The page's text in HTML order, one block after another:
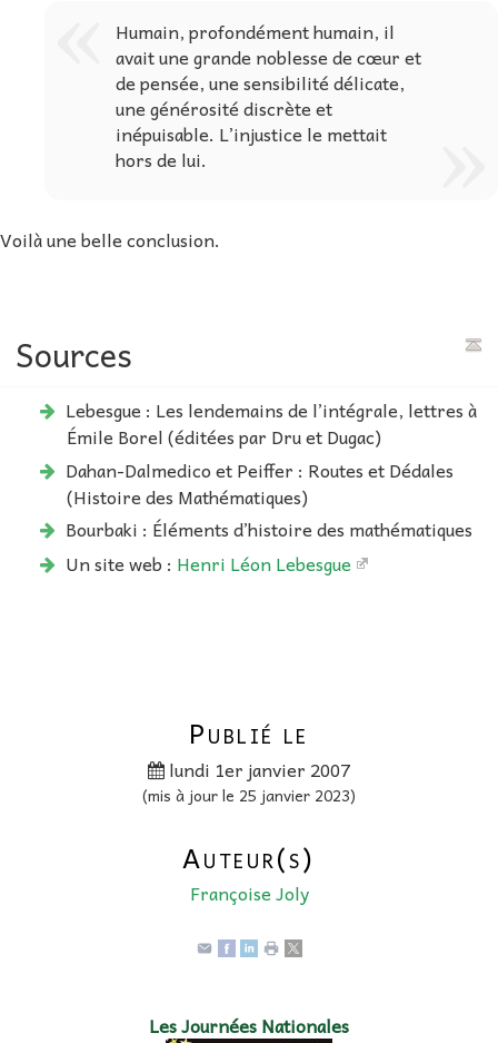
Humain, profondément humain, il
avait une grande noblesse de cœur et
de pensée, une sensibilité délicate,
une générosité discrète et
inépuisable. L’injustice le mettait
hors de lui.
Voilà une belle conclusion.
Sources
Lebesgue : Les lendemains de l’intégrale, lettres à
Émile Borel (éditées par Dru et Dugac)
Dahan-Dalmedico et Peiffer : Routes et Dédales
(Histoire des Mathématiques)
Bourbaki : Éléments d’histoire des mathématiques
Un site web : Henri Léon Lebesgue
Publié le
lundi 1er janvier 2007
(mis à jour le 25 janvier 2023)
Auteur(s)
Françoise Joly
Les Journées Nationales